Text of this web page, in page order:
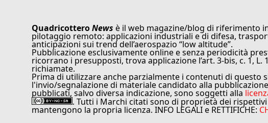
QuadricotteroNews è il web magazine/blog di riferimento
pilotaggio remoto: applicazioni industriali e di difesa,
anticipazioni sui trend dell’aerospazio “low altitude”.
Pubblicazione esclusivamente online e senza periodicità
ricorrano i presupposti, trova applicazione l’art. 3-bis, c. 1,
richiamate.
Prima di utilizzare anche parzialmente i contenuti di questo
l'invio/segnalazione di materiale candidato alla
pubblicati, salvo diversa indicazione, sono soggetti alla
. Tutti i Marchi citati sono di proprietà dei
mantengono la propria licenza. INFO LEGALI e RETTIFICHE: